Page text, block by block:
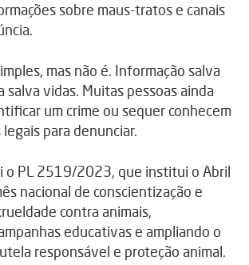
sobre maus-tratos e canais
mas não é. Informação salva
salva vidas. Muitas pessoas ainda
um crime ou sequer conhecem
para denunciar.
o PL 2519/2023, que institui o Abril
nacional de conscientização e
contra animais,
educativas e ampliando o
responsável e proteção animal.